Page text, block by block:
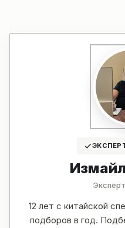
12 лет с китайской
подборов в год.